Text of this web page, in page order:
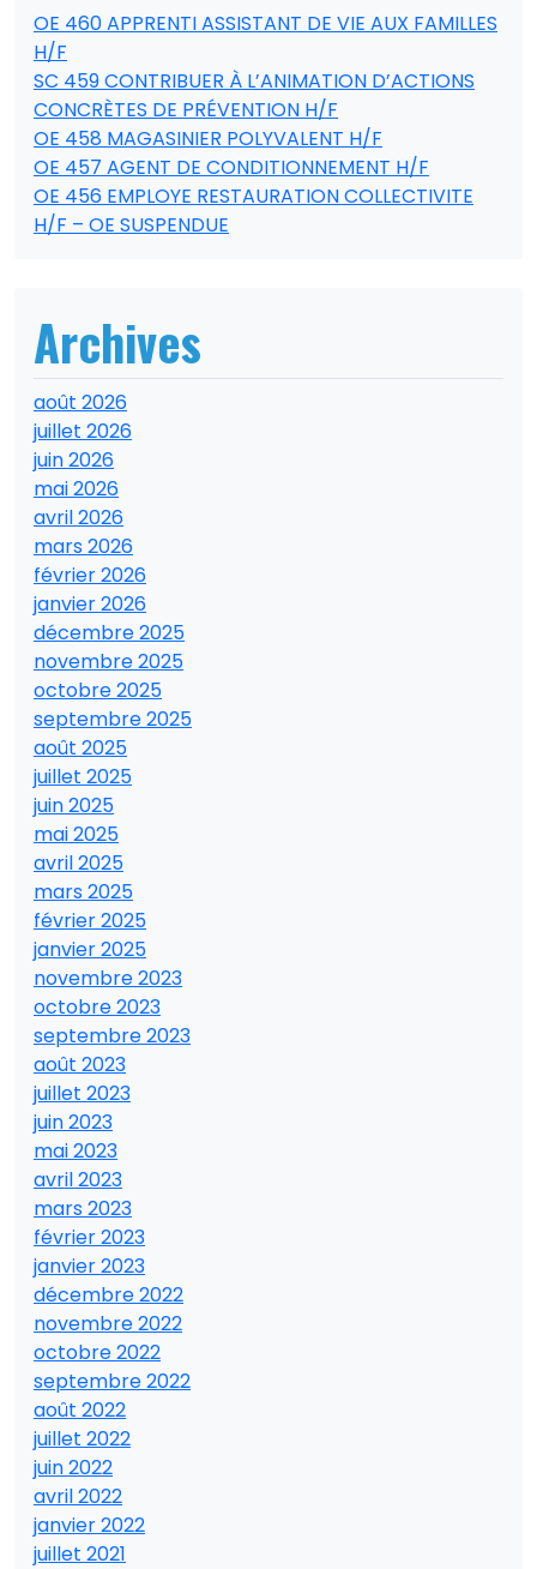
OE 460 APPRENTI ASSISTANT DE VIE AUX FAMILLES
H/F
SC 459 CONTRIBUER À L’ANIMATION D’ACTIONS
CONCRÈTES DE PRÉVENTION H/F
OE 458 MAGASINIER POLYVALENT H/F
OE 457 AGENT DE CONDITIONNEMENT H/F
OE 456 EMPLOYE RESTAURATION COLLECTIVITE
H/F – OE SUSPENDUE
Archives
août 2026
juillet 2026
juin 2026
mai 2026
avril 2026
mars 2026
février 2026
janvier 2026
décembre 2025
novembre 2025
octobre 2025
septembre 2025
août 2025
juillet 2025
juin 2025
mai 2025
avril 2025
mars 2025
février 2025
janvier 2025
novembre 2023
octobre 2023
septembre 2023
août 2023
juillet 2023
juin 2023
mai 2023
avril 2023
mars 2023
février 2023
janvier 2023
décembre 2022
novembre 2022
octobre 2022
septembre 2022
août 2022
juillet 2022
juin 2022
avril 2022
janvier 2022
juillet 2021